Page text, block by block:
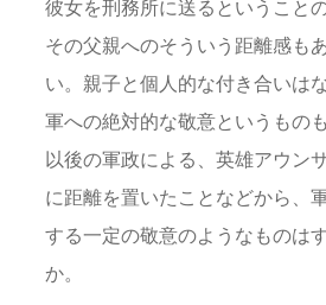
彼女を刑務所に送るということ
その父親へのそういう距離感も
い。親子と個人的な付き合いは
軍への絶対的な敬意というもの
以後の軍政による、英雄アウン
に距離を置いたことなどから、
する一定の敬意のようなものは
か。